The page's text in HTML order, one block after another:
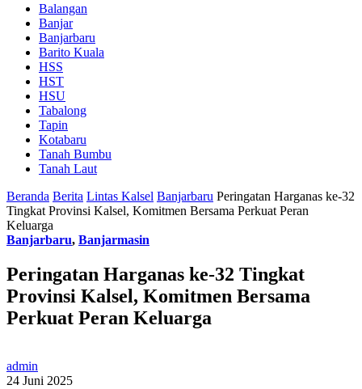
Balangan
Banjar
Banjarbaru
Barito Kuala
HSS
HST
HSU
Tabalong
Tapin
Kotabaru
Tanah Bumbu
Tanah Laut
Beranda Berita Lintas Kalsel Banjarbaru Peringatan Harganas ke-32
Tingkat Provinsi Kalsel, Komitmen Bersama Perkuat Peran
Keluarga
Banjarbaru, Banjarmasin
Peringatan Harganas ke-32 Tingkat
Provinsi Kalsel, Komitmen Bersama
Perkuat Peran Keluarga
admin
24 Juni 2025